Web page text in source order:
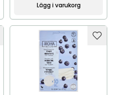
Lägg i varukorg